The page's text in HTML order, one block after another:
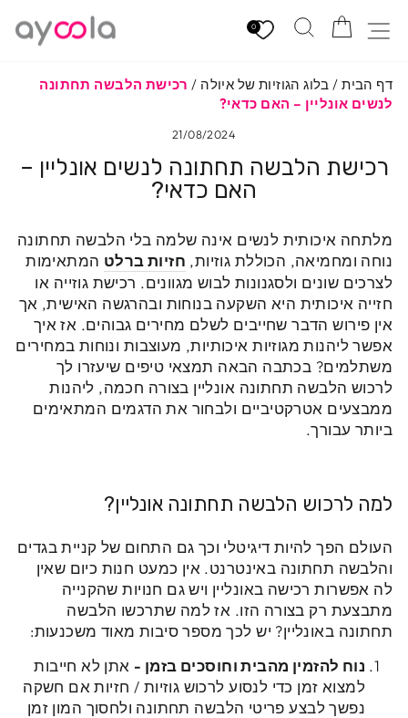
לתוכן
0
חיפוש ניווט באתר
הזמנה
דף הבית / בלוג הגוזיות של איולה / רכישת הלבשה תחתונה
לנשים אונליין – האם כדאי?
21/08/2024
רכישת הלבשה תחתונה לנשים אונליין –
האם כדאי?
מלתחה איכותית לנשים אינה שלמה בלי הלבשה תחתונה
נוחה ומחמיאה, הכוללת גוזיות, חזיות ברלט המתאימות
לצרכים שונים ולסגנונות לבוש מגוונים. רכישת גוזייה או
חזייה איכותית היא השקעה בנוחות ובהרגשה האישית, אך
אין פירוש הדבר שחייבים לשלם מחירים גבוהים. אז איך
אפשר ליהנות מגוזיות איכותיות, מעוצבות ונוחות במחירים
משתלמים? בכתבה הבאה תמצאי טיפים שיעזרו לך
לרכוש הלבשה תחתונה אונליין בצורה חכמה, ליהנות
ממבצעים אטרקטיביים ולבחור את הדגמים המתאימים
ביותר עבורך.
למה לרכוש הלבשה תחתונה אונליין?
העולם הפך להיות דיגיטלי וכך גם התחום של קניית בגדים
והלבשה תחתונה באינטרנט. אין כמעט חנות כיום שאין
לה אפשרות רכישה באונליין ויש גם חנויות שהקנייה
מתבצעת רק בצורה הזו. אז למה שתרכשו הלבשה
תחתונה באונליין? יש לכך מספר סיבות מאוד משכנעות:
נוח להזמין מהבית וחוסכים בזמן - אתן לא חייבות
למצוא זמן כדי לנסוע לרכוש גוזיות / חזיות אם חשקה
נפשך לבצע פריטי הלבשה תחתונה ולחסוך המון זמן